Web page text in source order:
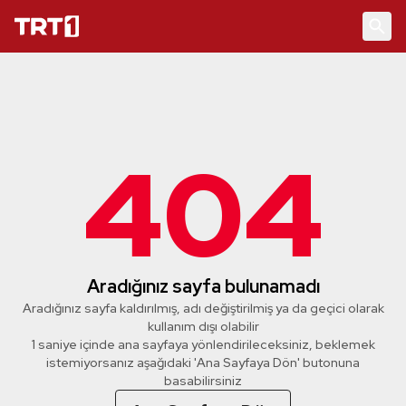
404
Aradığınız sayfa bulunamadı
Aradığınız sayfa kaldırılmış, adı değiştirilmiş ya da geçici olarak
kullanım dışı olabilir
1 saniye içinde ana sayfaya yönlendirileceksiniz, beklemek
istemiyorsanız aşağıdaki 'Ana Sayfaya Dön' butonuna
basabilirsiniz